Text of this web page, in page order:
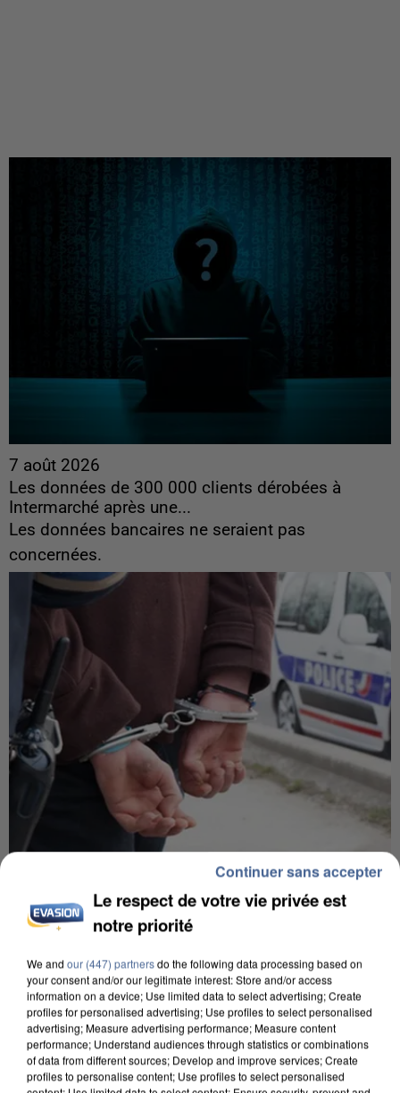
7 août 2026
Les données de 300 000 clients dérobées à
Intermarché après une...
Les données bancaires ne seraient pas
concernées.
Un second cadre de la DZ Mafia interpellé en
Algérie
quelques jours plus tôt.
Le respect de votre vie privée est
notre priorité
We and our (447) partnersdo the following data processing based on
your consent and/or our legitimate interest: Store and/or access
information on a device; Use limited data to select advertising; Create
profiles for personalised advertising; Use profiles to select personalised
advertising; Measure advertising performance; Measure content
performance; Understand audiences through statistics or combinations
of data from different sources; Develop and improve services; Create
profiles to personalise content; Use profiles to select personalised
Continuer sans accepter